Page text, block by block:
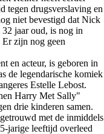
tegen drugsverslaving en
niet bevestigd dat Nick
jaar oud, is nog in
zijn nog geen
en acteur, is geboren in
de legendarische komiek
Estelle Lebost.
Harry Met Sally"
drie kinderen samen.
met de inmiddels
jarige leeftijd overleed